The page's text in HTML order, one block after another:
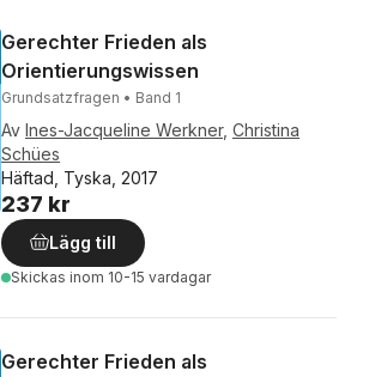
Gerechter Frieden als
Orientierungswissen
Grundsatzfragen • Band 1
Av Ines-Jacqueline Werkner, Christina
Schües
Häftad, Tyska, 2017
237 kr
Lägg till
Skickas inom 10-15 vardagar
Gerechter Frieden als